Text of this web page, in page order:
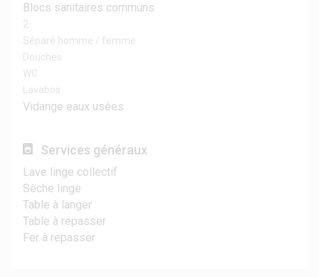
Blocs sanitaires communs
2
Séparé homme / femme
Douches
WC
Lavabos
Vidange eaux usées
Services généraux
Lave linge collectif
Sèche linge
Table à langer
Table à repasser
Fer à repasser